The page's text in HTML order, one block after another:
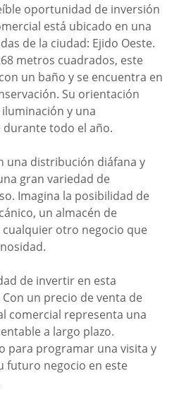
oportunidad de inversión
está ubicado en una
de la ciudad: Ejido Oeste.
metros cuadrados, este
un baño y se encuentra en
Su orientación
y una
todo el año.
una distribución diáfana y
gran variedad de
Imagina la posibilidad de
un almacén de
otro negocio que
de invertir en esta
un precio de venta de
comercial representa una
a largo plazo.
para programar una visita y
futuro negocio en este